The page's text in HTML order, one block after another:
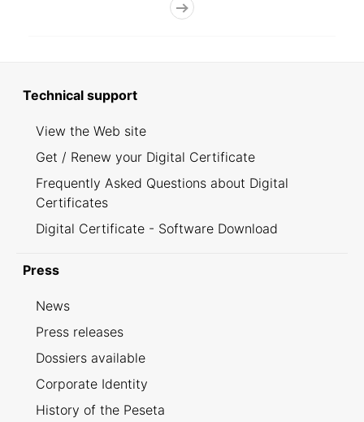
Technical support
View the Web site
Get / Renew your Digital Certificate
Frequently Asked Questions about Digital
Certificates
Digital Certificate - Software Download
Press
News
Press releases
Dossiers available
Corporate Identity
History of the Peseta